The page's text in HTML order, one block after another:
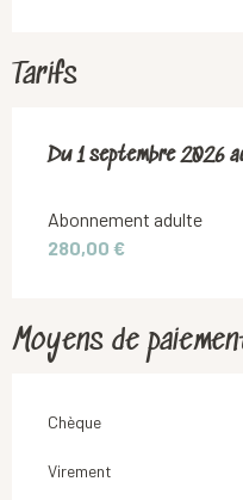
Tarifs
Du1 septembre 2026
Du1 septembre 2026
Abonnement adulte
280,00 €
Moyens de
Chèque
Virement